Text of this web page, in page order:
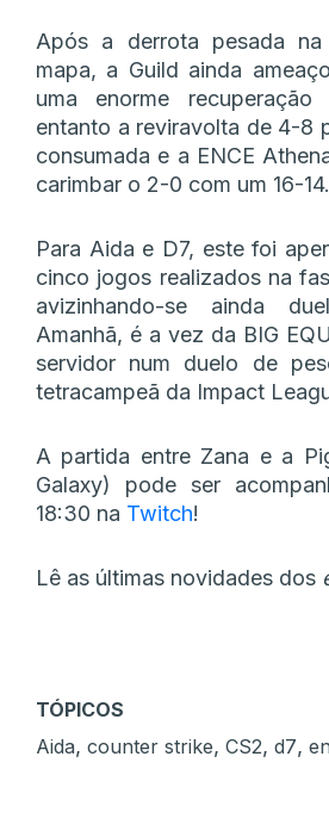
Após a derrota pesada
mapa, a Guild ainda
uma enorme
entanto a reviravolta de 4-8
consumada e a ENCE
carimbar o 2-0 com um 16-14.
Para Aida e D7, este foi
cinco jogos realizados na
avizinhando-se ainda
Amanhã, é a vez da BIG
servidor num duelo de
tetracampeã da Impact
A partida entre Zana e a
Galaxy) pode ser
18:30 na Twitch!
Lê as últimas novidades dos
TÓPICOS
Aida, counter strike, CS2, d7,